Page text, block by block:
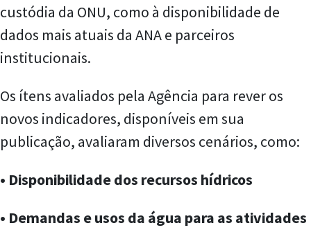
custódia da ONU, como à disponibilidade de
dados mais atuais da ANA e parceiros
institucionais.
Os ítens avaliados pela Agência para rever os
novos indicadores, disponíveis em sua
publicação, avaliaram diversos cenários, como:
• Disponibilidade dos recursos hídricos
• Demandas e usos da água para as atividades